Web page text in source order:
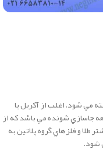
شود، اغلب از آكريل يا
جاسازي شونده مي باشد كه از
شامل 75 درصد يا بيشتر طلا و فلزهاي گروه پلاتين به
شود.